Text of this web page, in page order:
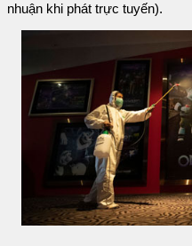
nhuận khi phát trực tuyến).